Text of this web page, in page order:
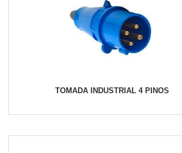
TOMADA INDUSTRIAL 4 PINOS